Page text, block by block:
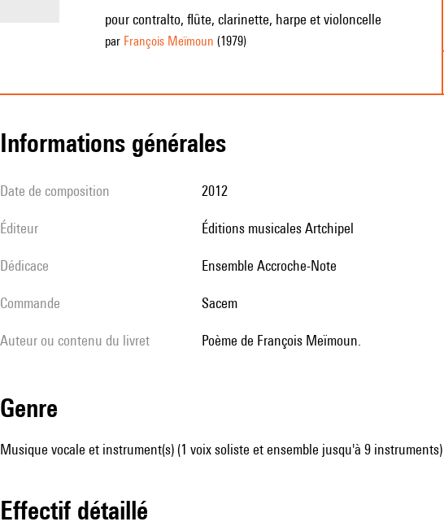
pour contralto, flûte, clarinette, harpe et violoncelle
par François Meïmoun (1979)
informations générales
date de composition 2012
éditeur Éditions musicales Artchipel
Dédicace Ensemble Accroche-Note
Commande Sacem
Auteur ou contenu du livret Poème de François Meïmoun.
genre
Musique vocale et instrument(s) (1 voix soliste et ensemble jusqu'à 9 instruments)
effectif détaillé